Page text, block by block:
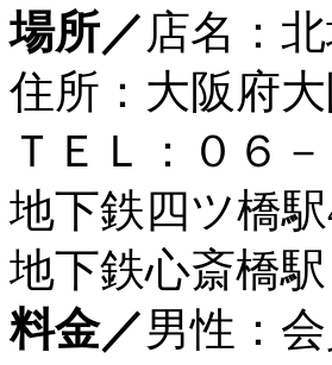
場所／ 店名：
住所：大阪府
ＴＥＬ：０６
地下鉄四ツ橋
地下鉄心斎橋
料金／男性：